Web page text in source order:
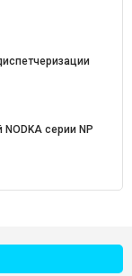
серии NP